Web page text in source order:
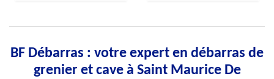
BF Débarras : votre expert en débarras de
grenier et cave à Saint Maurice De